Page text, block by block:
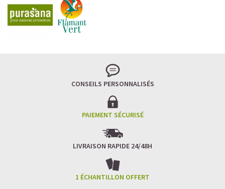
LA FRAÎCHEUR VERTE QUI APAISE L’ESPRIT
Le matcha, ce thé japonais se marie à la douceur du lait
tout en stimulant la concentration.
Un goût légèrement herbacé, addictif et plein de
Idéal pour : recharger ses batteries sans caféine,
hydrater, et retrouver focus et sérénité.
Matcha Latte Glacé Protéiné
SAWONDO RÉINVENTE LE PLAISIR DES CAFÉS GLACÉS
✅ Sans sucre raffiné
CONSEILS PERSONNALISÉS
PAIEMENT SÉCURISÉ
LIVRAISON RAPIDE 24/48H
1 ÉCHANTILLON OFFERT